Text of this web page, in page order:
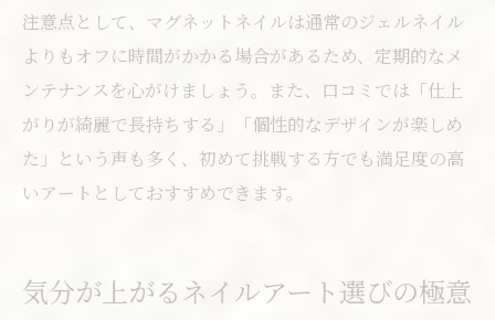
注意点として、マグネットネイルは通常のジェルネイル
よりもオフに時間がかかる場合があるため、定期的なメ
ンテナンスを心がけましょう。また、口コミでは「仕上
がりが綺麗で長持ちする」「個性的なデザインが楽しめ
た」という声も多く、初めて挑戦する方でも満足度の高
いアートとしておすすめできます。
気分が上がるネイルアート選びの極意